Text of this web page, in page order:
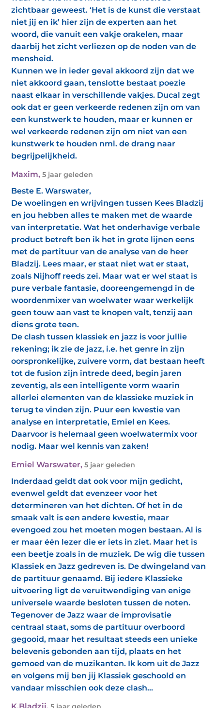
zichtbaar geweest. ‘Het is de kunst die verstaat
niet jij en ik’ hier zijn de experten aan het
woord, die vanuit een vakje orakelen, maar
daarbij het zicht verliezen op de noden van de
mensheid.
Kunnen we in ieder geval akkoord zijn dat we
niet akkoord gaan, tenslotte bestaat poezie
naast elkaar in verschillende vakjes. Ducal zegt
ook dat er geen verkeerde redenen zijn om van
een kunstwerk te houden, maar er kunnen er
wel verkeerde redenen zijn om niet van een
kunstwerk te houden nml. de drang naar
begrijpelijkheid.
Maxim, 5 jaar geleden
Beste E. Warswater,
De woelingen en wrijvingen tussen Kees Bladzij
en jou hebben alles te maken met de waarde
van interpretatie. Wat het onderhavige verbale
product betreft ben ik het in grote lijnen eens
met de partituur van de analyse van de heer
Bladzij. Lees maar, er staat niet wat er staat,
zoals Nijhoff reeds zei. Maar wat er wel staat is
pure verbale fantasie, dooreengemengd in de
woordenmixer van woelwater waar werkelijk
geen touw aan vast te knopen valt, tenzij aan
diens grote teen.
De clash tussen klassiek en jazz is voor jullie
rekening; ik zie de jazz, i.e. het genre in zijn
oorspronkelijke, zuivere vorm, dat bestaan heeft
tot de fusion zijn intrede deed, begin jaren
zeventig, als een intelligente vorm waarin
allerlei elementen van de klassieke muziek in
terug te vinden zijn. Puur een kwestie van
analyse en interpretatie, Emiel en Kees.
Daarvoor is helemaal geen woelwatermix voor
nodig. Maar wel kennis van zaken!
Emiel Warswater, 5 jaar geleden
Inderdaad geldt dat ook voor mijn gedicht,
evenwel geldt dat evenzeer voor het
determineren van het dichten. Of het in de
smaak valt is een andere kwestie, maar
evengoed zou het moeten mogen bestaan. Al is
er maar één lezer die er iets in ziet. Maar het is
een beetje zoals in de muziek. De wig die tussen
Klassiek en Jazz gedreven is. De dwingeland van
de partituur genaamd. Bij iedere Klassieke
uitvoering ligt de veruitwendiging van enige
universele waarde besloten tussen de noten.
Tegenover de Jazz waar de improvisatie
centraal staat, soms de partituur overboord
gegooid, maar het resultaat steeds een unieke
belevenis gebonden aan tijd, plaats en het
gemoed van de muzikanten. Ik kom uit de Jazz
en volgens mij ben jij Klassiek geschoold en
vandaar misschien ook deze clash...